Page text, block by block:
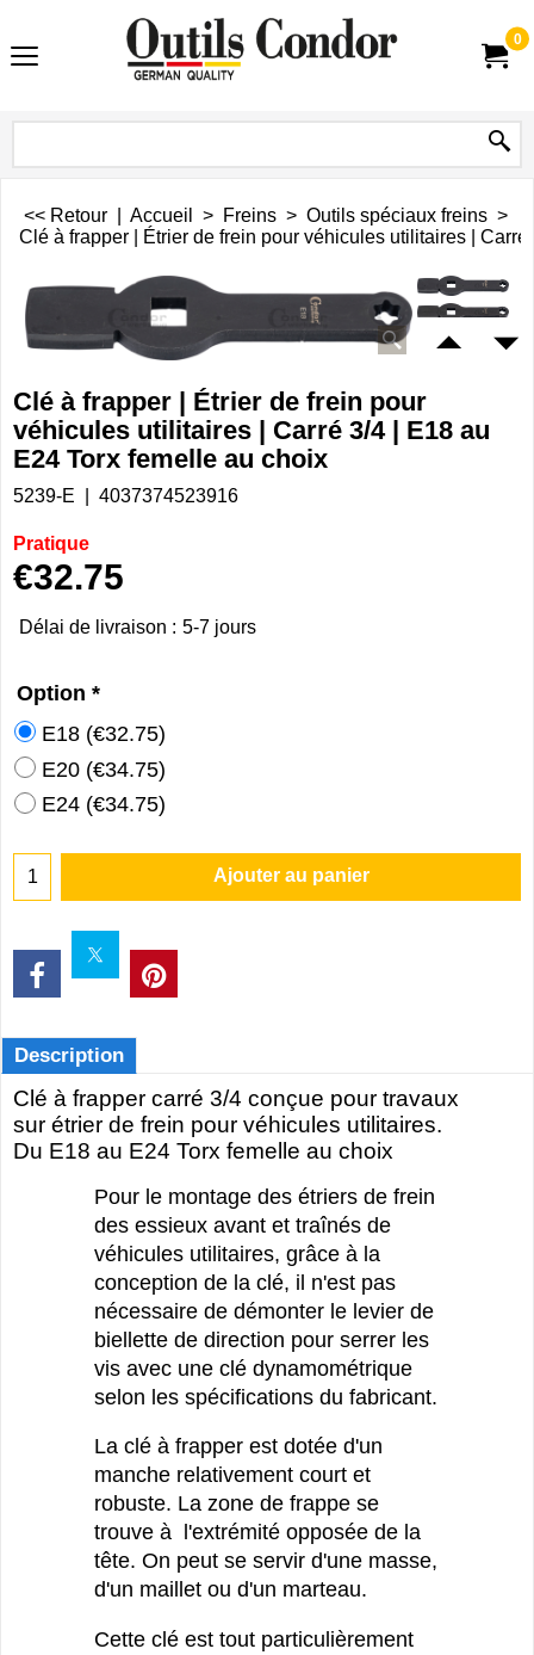
0
<< Retour Accueil > Freins > Outils spéciaux freins >
Clé à frapper | Étrier de frein pour véhicules utilitaires |
Clé à frapper | Étrier de frein pour
véhicules utilitaires | Carré 3/4 | E18 au
E24 Torx femelle au choix
5239-E 4037374523916
Pratique
€32.75
Délai de livraison : 5-7 jours
Option *
E18 (€32.75)
E20 (€34.75)
E24 (€34.75)
Ajouter au panier
Description
Clé à frapper carré 3/4 conçue pour travaux
sur étrier de frein pour véhicules utilitaires.
Du E18 au E24 Torx femelle au choix
Pour le montage des étriers de frein
des essieux avant et traînés de
véhicules utilitaires, grâce à la
conception de la clé, il n'est pas
nécessaire de démonter le levier de
biellette de direction pour serrer les
vis avec une clé dynamométrique
selon les spécifications du fabricant.
La clé à frapper est dotée d'un
manche relativement court et
robuste. La zone de frappe se
trouve à l'extrémité opposée de la
tête. On peut se servir d'une masse,
d'un maillet ou d'un marteau.
Cette clé est tout particulièrement